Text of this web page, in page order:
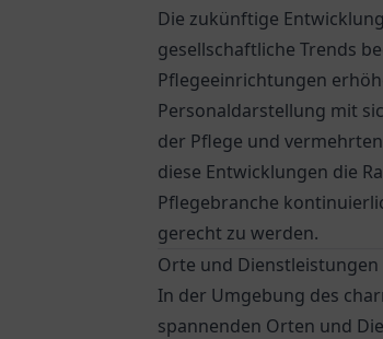
Die zukünftige
gesellschaftliche Trends
Pflegeeinrichtungen
Personaldarstellung mit
der Pflege und
diese Entwicklungen die
Pflegebranche
gerecht zu werden.
Orte und
In der Umgebung des
spannenden Orten und